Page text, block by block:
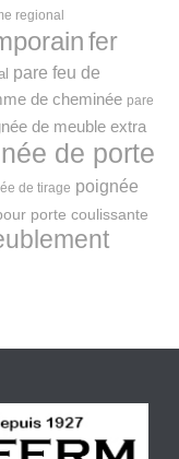
regional
fer
pare feu de
de cheminée pare
de meuble extra
de porte
de tirage poignée
porte coulissante